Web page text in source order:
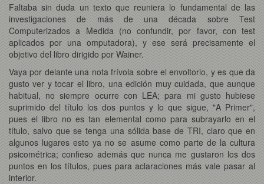
Faltaba sin duda un texto que reuniera lo fundamental de las
investigaciones de más de una década sobre Test
Computerizados a Medida (no confundir, por favor, con test
aplicados por una omputadora), y ese será precisamente el
objetivo del libro dirigido por Wainer.
Vaya por delante una nota frívola sobre el envoltorio, y es que da
gusto ver y tocar el libro, una edición muy cuidada, que aunque
habitual, no siempre ocurre con LEA; para mi gusto hubiese
suprimido del título los dos puntos y lo que sigue, "A Primer",
pues el libro no es tan elemental como para subrayarlo en el
título, salvo que se tenga una sólida base de TRI, claro que en
algunos lugares esto ya no se asume como parte de la cultura
psicométrica; confieso además que nunca me gustaron los dos
puntos en los títulos, pues para aclaraciones más vale pasar al
interior.